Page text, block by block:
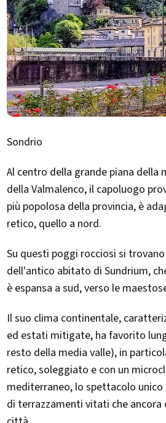
Sondrio
Al centro della grande piana della
della Valmalenco, il capoluogo
più popolosa della provincia, è
retico, quello a nord.
Su questi poggi rocciosi si
dell'antico abitato di Sundrium,
è espansa a sud, verso le
Il suo clima continentale,
ed estati mitigate, ha favorito
resto della media valle), in
retico, soleggiato e con un
mediterraneo, lo spettacolo
di terrazzamenti vitati che ancora